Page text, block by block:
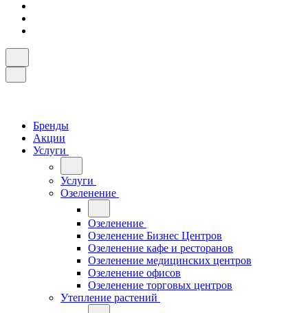
Бренды
Акции
Услуги
Услуги
Озеленение
Озеленение
Озеленение Бизнес Центров
Озеленение кафе и ресторанов
Озеленение медицинских центров
Озеленение офисов
Озеленение торговых центров
Утепление растений